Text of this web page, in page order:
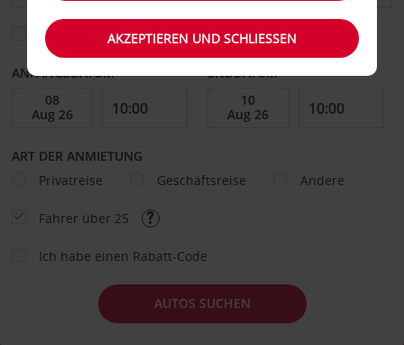
Eine andere Rückgabestation auswählen
ANFANGSDATUM ENDDATUM
ART DER ANMIETUNG
Privatreise
Geschäftsreise Andere
Fahrer über 25
Ich habe einen Rabatt-Code
AUTOS SUCHEN
AKZEPTIEREN UND SCHLIESSEN